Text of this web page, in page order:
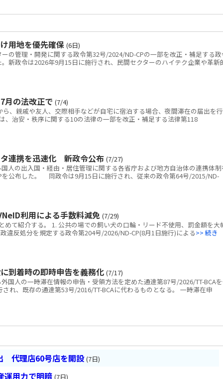
用地を優先確保 (6日)
の管理・開発に関する政令第32号/2024/ND-CPの一部を改正・補足する政
新政令は2026年9月15日に施行され、民間セクターのハイテク企業や革新
月の法改正で (7/4)
、親戚や友人、交際相手などが自宅に宿泊する場合、夜間滞在の届出を行
、治安・秩序に関する10の法律の一部を改正・補足する法律第118
連携を迅速化 新政令公布 (7/27)
の出入国・経由・居住管理に関する各省庁および地方自治体の連携体制
を公布した。 同政令は9月15日に施行され、従来の政令第64号/2015/ND-
利用による手数料減免 (7/29)
て紹介する。 1. 公共の場での飼い犬の口輪・リード不使用、罰金額を大
反処分を規定する政令第204号/2026/ND-CP(8月1日施行)による>> 続き
到着時の即時申告を義務化 (7/17)
人の一時滞在情報の申告・受領方法を定めた通達第87号/2026/TT-BCA
れ、既存の通達第53号/2016/TT-BCAに代わるものとなる。 一時滞在申
代理店60号店を開設 (7日)
用力で明暗 (7日)